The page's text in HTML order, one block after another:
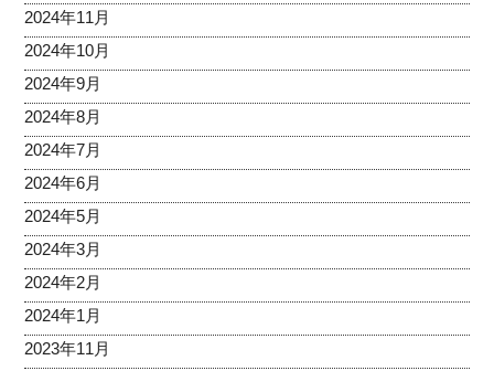
2024年11月
2024年10月
2024年9月
2024年8月
2024年7月
2024年6月
2024年5月
2024年3月
2024年2月
2024年1月
2023年11月